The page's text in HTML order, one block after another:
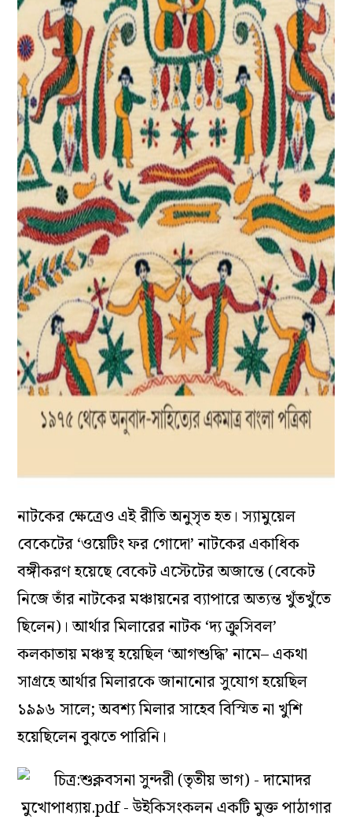
নাটকের ক্ষেত্রেও এই রীতি অনুসৃত হত। স্যামুয়েল
বেকেটের ‘ওয়েটিং ফর গোদো’নাটকের একাধিক
বঙ্গীকরণ হয়েছে বেকেট এস্টেটের অজান্তে (বেকেট
নিজে তাঁর নাটকের মঞ্চায়নের ব্যাপারে অত্যন্ত খুঁতখুঁতে
ছিলেন)। আর্থার মিলারের নাটক ‘দ্য ক্রুসিবল’
কলকাতায় মঞ্চস্থ হয়েছিল ‘আগশুদ্ধি’নামে– একথা
সাগ্রহে আর্থার মিলারকে জানানোর সুযোগ হয়েছিল
১৯৯৬ সালে; অবশ্য মিলার সাহেব বিস্মিত না খুশি
হয়েছিলেন বুঝতে পারিনি।